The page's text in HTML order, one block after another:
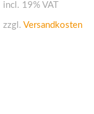
incl. 19% VAT
zzgl. Versandkosten